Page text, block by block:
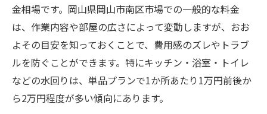
金相場です。岡山県岡山市南区市場での一般的な料金
は、作業内容や部屋の広さによって変動しますが、おお
よその目安を知っておくことで、費用感のズレやトラブ
ルを防ぐことができます。特にキッチン・浴室・トイレ
などの水回りは、単品プランで1か所あたり1万円前後か
ら2万円程度が多い傾向にあります。